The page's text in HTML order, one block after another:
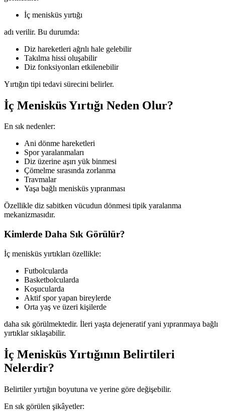
İç menisküs yırtığı
adı verilir. Bu durumda:
Diz hareketleri ağrılı hale gelebilir
Takılma hissi oluşabilir
Diz fonksiyonları etkilenebilir
Yırtığın tipi tedavi sürecini belirler.
İç Menisküs Yırtığı Neden Olur?
En sık nedenler:
Ani dönme hareketleri
Spor yaralanmaları
Diz üzerine aşırı yük binmesi
Çömelme sırasında zorlanma
Travmalar
Yaşa bağlı menisküs yıpranması
Özellikle diz sabitken vücudun dönmesi tipik yaralanma
mekanizmasıdır.
Kimlerde Daha Sık Görülür?
İç menisküs yırtıkları özellikle:
Futbolcularda
Basketbolcularda
Koşucularda
Aktif spor yapan bireylerde
Orta yaş ve üzeri kişilerde
daha sık görülmektedir. İleri yaşta dejeneratif yani yıpranmaya bağlı
yırtıklar sıklaşabilir.
İç Menisküs Yırtığının Belirtileri
Nelerdir?
Belirtiler yırtığın boyutuna ve yerine göre değişebilir.
En sık görülen şikâyetler: